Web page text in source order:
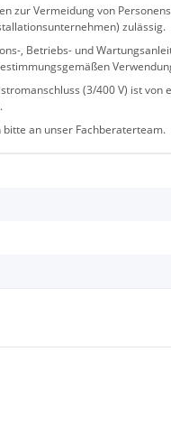
zur Vermeidung von
zulässig.
, Betriebs- und
(3/400 V) ist
bitte an unser Fachberaterteam.